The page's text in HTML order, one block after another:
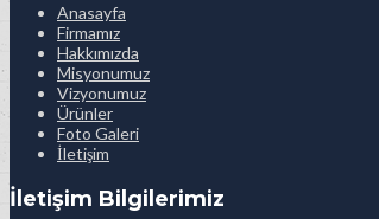
Anasayfa
Firmamız
Hakkımızda
Misyonumuz
Vizyonumuz
Ürünler
Foto Galeri
İletişim
İletişim Bilgilerimiz